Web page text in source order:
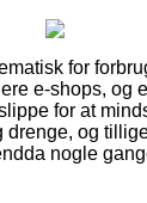
for
e-shops, og
for at
drenge, og
nogle